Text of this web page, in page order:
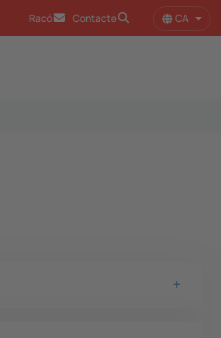
Racó Contacte CA